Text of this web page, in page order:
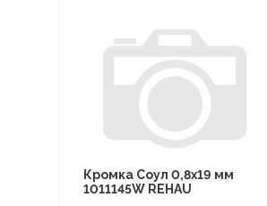
Кромка Соул 0,8х19 мм
1011145W REHAU